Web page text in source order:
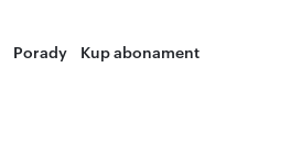
Porady Kup abonament